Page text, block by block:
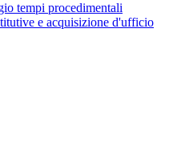
tempi procedimentali
e acquisizione d'ufficio